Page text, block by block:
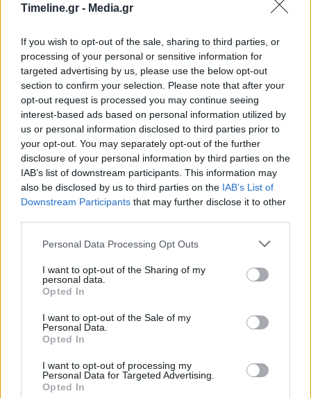
Timeline.gr - Media.gr
If you wish to opt-out of the sale, sharing to third parties, or
processing of your personal or sensitive information for
targeted advertising by us, please use the below opt-out
section to confirm your selection. Please note that after your
opt-out request is processed you may continue seeing
interest-based ads based on personal information utilized by
us or personal information disclosed to third parties prior to
your opt-out. You may separately opt-out of the further
disclosure of your personal information by third parties on the
IAB’s list of downstream participants. This information may
also be disclosed by us to third parties on the IAB’s List of
Downstream Participants that may further disclose it to other
Personal Data Processing Opt Outs
I want to opt-out of the Sharing of my
personal data.
Opted In
I want to opt-out of the Sale of my
Personal Data.
Opted In
I want to opt-out of processing my
Personal Data for Targeted Advertising.
Opted In
εκπρόσωπό τους για να συγκρίνουν
Τελευταίες Δημοσιεύσεις
Σε νέα ώρα το «Mega
Σαββατοκύριακο»
20:14 - 15 Σεπτεμβρίου 2023